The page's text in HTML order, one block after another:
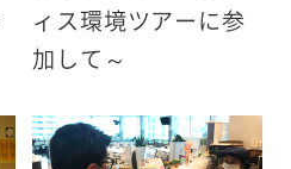
ィス環境ツアーに参
加して～